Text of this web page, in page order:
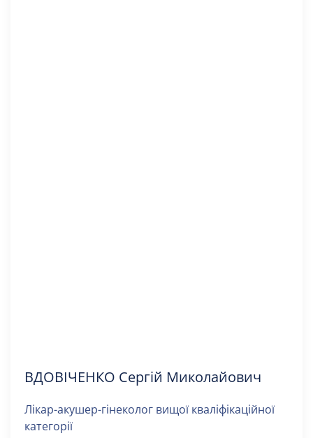
ВДОВІЧЕНКО Сергій Миколайович
Лікар-акушер-гінеколог вищої кваліфікаційної
категорії